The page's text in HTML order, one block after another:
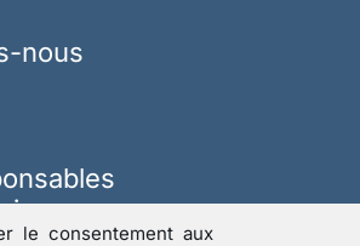
le consentement aux
nous